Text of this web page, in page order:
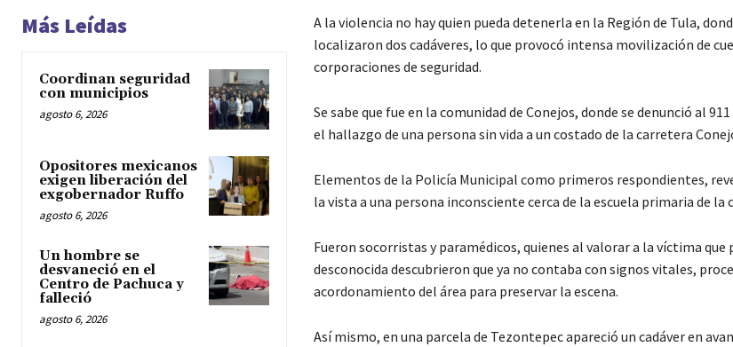
Más Leídas
Coordinan seguridad
con municipios
agosto 6, 2026
Opositores mexicanos
exigen liberación del
exgobernador Ruffo
agosto 6, 2026
Un hombre se
desvaneció en el
Centro de Pachuca y
falleció
agosto 6, 2026
A la violencia no hay quien pueda detenerla en la Región de Tula,
localizaron dos cadáveres, lo que provocó intensa movilización de
corporaciones de seguridad.
Se sabe que fue en la comunidad de Conejos, donde se denunció al
el hallazgo de una persona sin vida a un costado de la carretera
Elementos de la Policía Municipal como primeros respondientes,
la vista a una persona inconsciente cerca de la escuela primaria de la
Fueron socorristas y paramédicos, quienes al valorar a la víctima que
desconocida descubrieron que ya no contaba con signos vitales,
acordonamiento del área para preservar la escena.
Así mismo, en una parcela de Tezontepec apareció un cadáver en